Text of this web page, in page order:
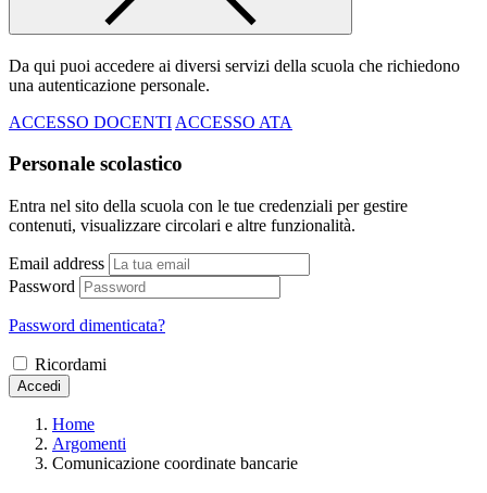
Da qui puoi accedere ai diversi servizi della scuola che richiedono
una autenticazione personale.
ACCESSO DOCENTI ACCESSO ATA
Personale scolastico
Entra nel sito della scuola con le tue credenziali per gestire
contenuti, visualizzare circolari e altre funzionalità.
Email address
Password
Password dimenticata?
Ricordami
Accedi
Home
Argomenti
Comunicazione coordinate bancarie